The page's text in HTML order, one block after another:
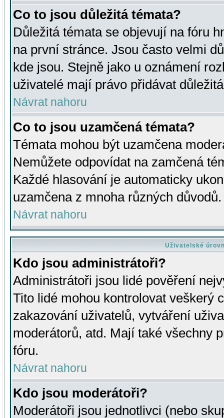
Co to jsou důležitá témata?
Důležitá témata se objevují na fóru
na první stránce. Jsou často velmi
kde jsou. Stejně jako u oznámení
uživatelé mají právo přidávat
Návrat nahoru
Co to jsou uzamčená témata?
Témata mohou být uzamčena
Nemůžete odpovídat na zamčená
Každé hlasování je automaticky
uzamčena z mnoha různých důvodů.
Návrat nahoru
Uživatelské
Kdo jsou administrátoři?
Administrátoři jsou lidé pověření
Tito lidé mohou kontrolovat veškerý
zakazování uživatelů, vytváření
moderátorů, atd. Mají také všechny
fóru.
Návrat nahoru
Kdo jsou moderátoři?
Moderátoři jsou jednotlivci (nebo